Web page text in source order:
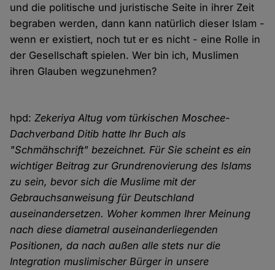
und die politische und juristische Seite in ihrer Zeit
begraben werden, dann kann natürlich dieser Islam -
wenn er existiert, noch tut er es nicht - eine Rolle in
der Gesellschaft spielen. Wer bin ich, Muslimen
ihren Glauben wegzunehmen?
hpd:Zekeriya Altug vom türkischen Moschee-
Dachverband Ditib hatte Ihr Buch als
"Schmähschrift" bezeichnet. Für Sie scheint es ein
wichtiger Beitrag zur Grundrenovierung des Islams
zu sein, bevor sich die Muslime mit der
Gebrauchsanweisung für Deutschland
auseinandersetzen. Woher kommen Ihrer Meinung
nach diese diametral auseinanderliegenden
Positionen, da nach außen alle stets nur die
Integration muslimischer Bürger in unsere